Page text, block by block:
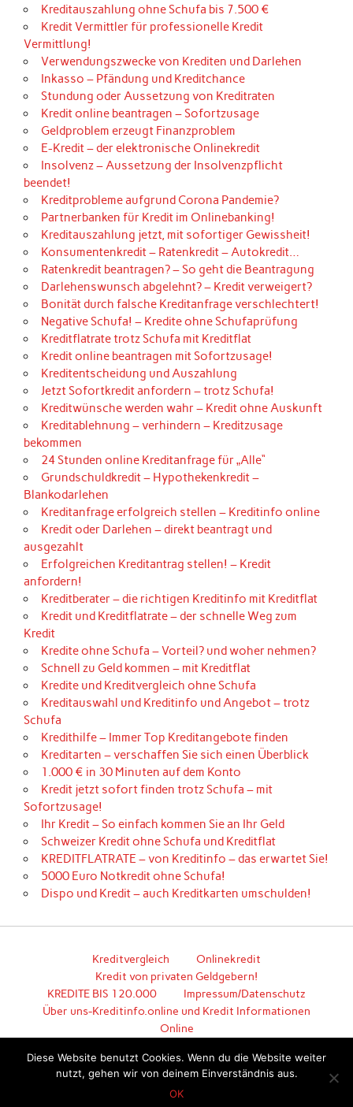
Kreditauszahlung ohne Schufa bis 7.500 €
Kredit Vermittler für professionelle Kredit
Vermittlung!
Verwendungszwecke von Krediten und Darlehen
Inkasso – Pfändung und Kreditchance
Stundung oder Aussetzung von Kreditraten
Kredit online beantragen – Sofortzusage
Geldproblem erzeugt Finanzproblem
E-Kredit – der elektronische Onlinekredit
Insolvenz – Aussetzung der Insolvenzpflicht
beendet!
Kreditprobleme aufgrund Corona Pandemie?
Partnerbanken für Kredit im Onlinebanking!
Kreditauszahlung jetzt, mit sofortiger Gewissheit!
Konsumentenkredit – Ratenkredit – Autokredit…
Ratenkredit beantragen? – So geht die Beantragung
Darlehenswunsch abgelehnt? – Kredit verweigert?
Bonität durch falsche Kreditanfrage verschlechtert!
Negative Schufa! – Kredite ohne Schufaprüfung
Kreditflatrate trotz Schufa mit Kreditflat
Kredit online beantragen mit Sofortzusage!
Kreditentscheidung und Auszahlung
Jetzt Sofortkredit anfordern – trotz Schufa!
Kreditwünsche werden wahr – Kredit ohne Auskunft
Kreditablehnung – verhindern – Kreditzusage
bekommen
24 Stunden online Kreditanfrage für „Alle“
Grundschuldkredit – Hypothekenkredit –
Blankodarlehen
Kreditanfrage erfolgreich stellen – Kreditinfo online
Kredit oder Darlehen – direkt beantragt und
ausgezahlt
Erfolgreichen Kreditantrag stellen! – Kredit
anfordern!
Kreditberater – die richtigen Kreditinfo mit Kreditflat
Kredit und Kreditflatrate – der schnelle Weg zum
Kredit
Kredite ohne Schufa – Vorteil? und woher nehmen?
Schnell zu Geld kommen – mit Kreditflat
Kredite und Kreditvergleich ohne Schufa
Kreditauswahl und Kreditinfo und Angebot – trotz
Schufa
Kredithilfe – Immer Top Kreditangebote finden
Kreditarten – verschaffen Sie sich einen Überblick
1.000 € in 30 Minuten auf dem Konto
Kredit jetzt sofort finden trotz Schufa – mit
Sofortzusage!
Ihr Kredit – So einfach kommen Sie an Ihr Geld
Schweizer Kredit ohne Schufa und Kreditflat
KREDITFLATRATE – von Kreditinfo – das erwartet Sie!
5000 Euro Notkredit ohne Schufa!
Dispo und Kredit – auch Kreditkarten umschulden!
Kreditvergleich
Onlinekredit
Kredit von privaten Geldgebern!
KREDITE BIS 120.000
Impressum/Datenschutz
Über uns-Kreditinfo.online und Kredit Informationen
Online
Diese Website benutzt Cookies. Wenn du die Website weiter
nutzt, gehen wir von deinem Einverständnis aus.
OK